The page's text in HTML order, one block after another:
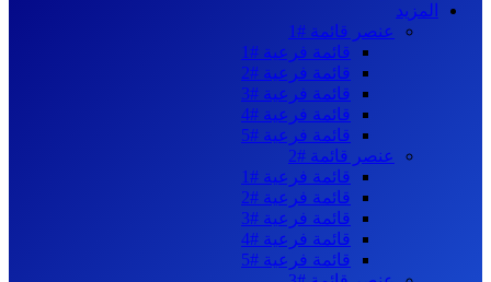
المزيد
عنصر قائمة #1
قائمة فرعية #1
قائمة فرعية #2
قائمة فرعية #3
قائمة فرعية #4
قائمة فرعية #5
عنصر قائمة #2
قائمة فرعية #1
قائمة فرعية #2
قائمة فرعية #3
قائمة فرعية #4
قائمة فرعية #5